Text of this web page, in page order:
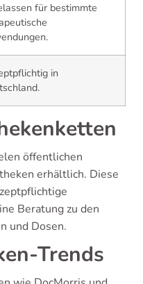
für bestimmte
in
öffentlichen
erhältlich. Diese
Beratung zu den
und Dosen.
Trends